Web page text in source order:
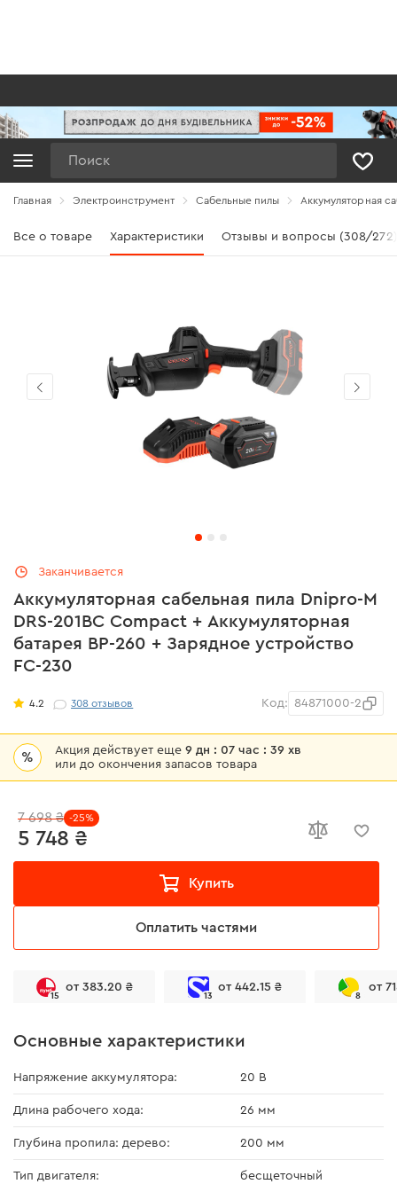
Главная Электроинструмент Сабельные пилы Аккумуляторная
Все о товаре Характеристики Отзывы и вопросы (308/272)
Аккумуляторная сабельная пила Dnipro-M
DRS-201BC Compact + Аккумуляторная
батарея BP-260 + Зарядное устройство
FC-230
4.2 308отзывов Код: 84871000-2
% Акция действует еще9 дн : 07 час : 39 хв
или до окончения запасов товара
5 748 ₴
7 698 ₴ -25%
Купить
Оплатить частями
15
от 383.20 ₴
13
от 442.15 ₴
8
от
Заканчивается
Основные характеристики
Напряжение аккумулятора: 20 В
Длина рабочего хода: 26 мм
Глубина пропила: дерево: 200 мм
Тип двигателя: бесщеточный